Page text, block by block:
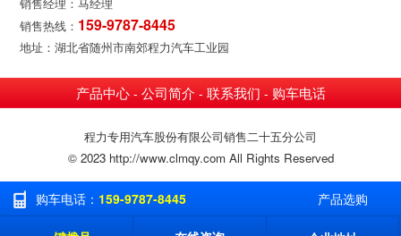
销售热线： 159-9787-8445
地址：湖北省随州市南郊程力汽车工业园
产品中心- 公司简介 - 联系我们 - 购车电话
程力专用汽车股份有限公司销售二十五分公司
© 2023 http://www.clmqy.com All Rights Reserved
购车电话： 159-9787-8445 产品选购